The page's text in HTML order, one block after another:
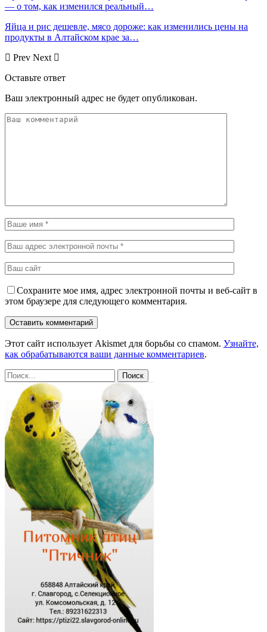
— о том, как изменился реальный…
Яйца и рис дешевле, мясо дороже: как изменились цены на
продукты в Алтайском крае за…
Prev Next
Оставьте ответ
Ваш электронный адрес не будет опубликован.
Сохраните мое имя, адрес электронной почты и веб-сайт в
этом браузере для следующего комментария.
Этот сайт использует Akismet для борьбы со спамом. Узнайте,
как обрабатываются ваши данные комментариев.